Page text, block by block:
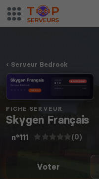
Serveur Bedrock
FICHE SERVEUR
Skygen Français
n°111 (0)
Voter